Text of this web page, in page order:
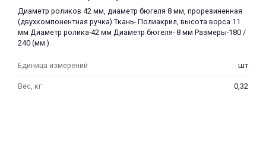
Диаметр роликов 42 мм, диаметр бюгеля 8 мм, прорезиненная
(двухкомпонентная ручка) Ткань- Полиакрил, высота ворса 11
мм Диаметр ролика-42 мм Диаметр бюгеля- 8 мм Размеры-180 /
240 (мм.)
Единица измерений шт
Вес, кг 0,32